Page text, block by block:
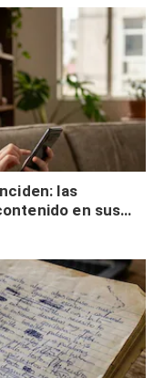
las
en sus
validación